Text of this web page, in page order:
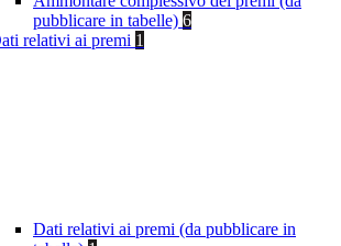
pubblicare in tabelle) 6
relativi ai premi 1
Dati relativi ai premi (da pubblicare in